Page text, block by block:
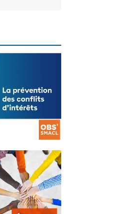
La
prévention
des conflits
d’intérêts
18 septembre 2023
FEUILLETER